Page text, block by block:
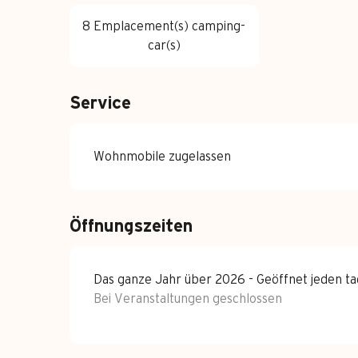
8 Emplacement(s) camping-
car(s)
Service
Wohnmobile zugelassen
Öffnungszeiten
Das ganze Jahr über 2026 - Geöffnet jeden
Bei Veranstaltungen geschlossen